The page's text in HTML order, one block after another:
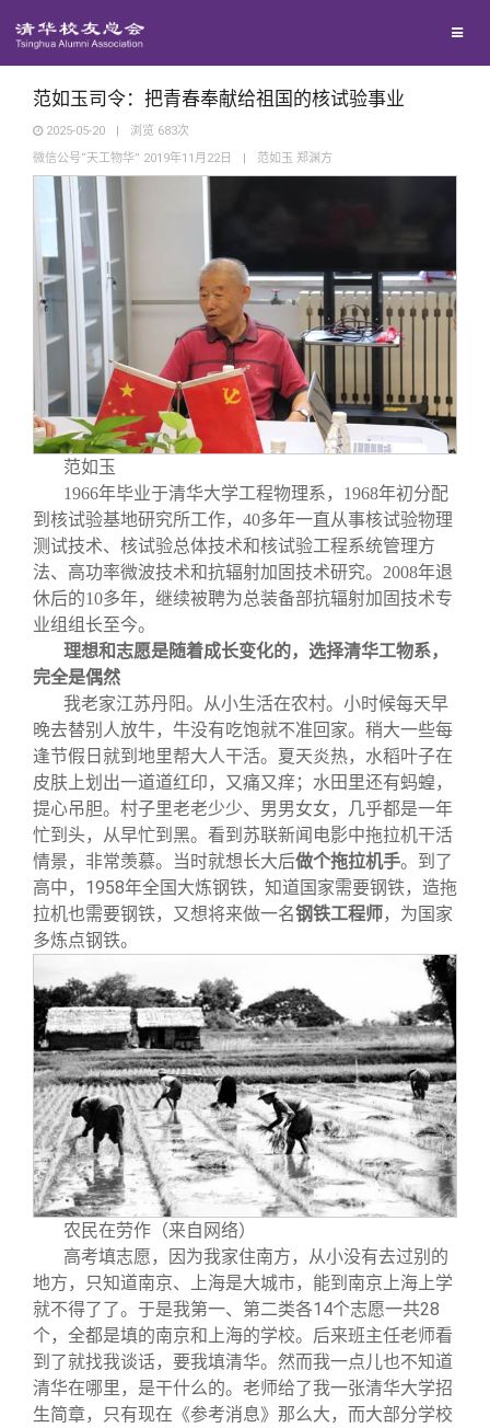
西南联大校友会
义工计划
新媒体平台
青春风采
校友文苑
校友视界
校友服务
终身学习
信息化服务
三创大赛
校友总会
总会简介
会长致辞
理事会名单
制度法规
联系我们
关闭
范如玉司令：把青春奉献给祖国的核试验事业
2025-05-20 | 浏览 683次
微信公号“天工物华” 2019年11月22日
| 范如玉 郑渊方
范如玉
1966年毕业于清华大学工程物理系，1968年初分配
到核试验基地研究所工作，40多年一直从事核试验物理
测试技术、核试验总体技术和核试验工程系统管理方
法、高功率微波技术和抗辐射加固技术研究。2008年退
休后的10多年，继续被聘为总装备部抗辐射加固技术专
业组组长至今。
理想和志愿是随着成长变化的，选择清华工物系，
完全是偶然
我老家江苏丹阳。从小生活在农村。小时候每天早
晚去替别人放牛，牛没有吃饱就不准回家。稍大一些每
逢节假日就到地里帮大人干活。夏天炎热，水稻叶子在
皮肤上划出一道道红印，又痛又痒；水田里还有蚂蝗，
提心吊胆。村子里老老少少、男男女女，几乎都是一年
忙到头，从早忙到黑。看到苏联新闻电影中拖拉机干活
情景，非常羡慕。当时就想长大后做个拖拉机手。到了
高中，1958年全国大炼钢铁，知道国家需要钢铁，造拖
拉机也需要钢铁，又想将来做一名钢铁工程师，为国家
多炼点钢铁。
农民在劳作（来自网络）
高考填志愿，因为我家住南方，从小没有去过别的
地方，只知道南京、上海是大城市，能到南京上海上学
就不得了了。于是我第一、第二类各14个志愿一共28
个，全都是填的南京和上海的学校。后来班主任老师看
到了就找我谈话，要我填清华。然而我一点儿也不知道
清华在哪里，是干什么的。老师给了我一张清华大学招
生简章，只有现在《参考消息》那么大，而大部分学校